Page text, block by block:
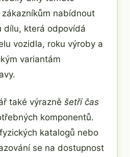
nabídnout
dílu, která odpovídá
vozidla, roku výroby a
variantám
také výrazně šetří čas
komponentů.
katalogů nebo
se na dostupnost